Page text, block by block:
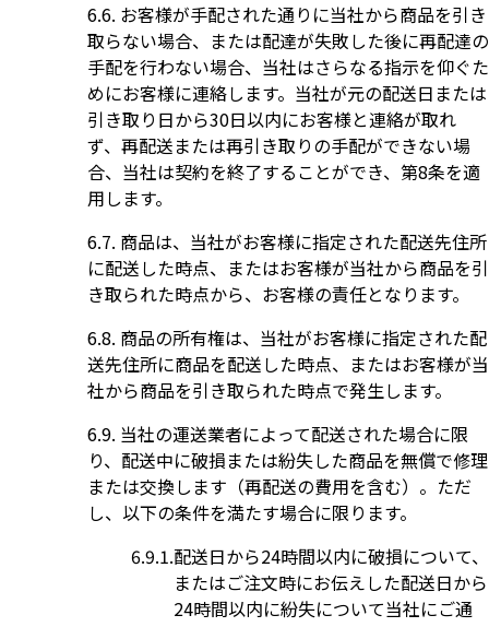
お客様が手配された通りに当社から商品を引き
取らない場合、または配達が失敗した後に再配達の
手配を行わない場合、当社はさらなる指示を仰ぐた
めにお客様に連絡します。当社が元の配送日または
引き取り日から30日以内にお客様と連絡が取れ
ず、再配送または再引き取りの手配ができない場
合、当社は契約を終了することができ、第8条を適
用します。
商品は、当社がお客様に指定された配送先住所
に配送した時点、またはお客様が当社から商品を引
き取られた時点から、お客様の責任となります。
商品の所有権は、当社がお客様に指定された配
送先住所に商品を配送した時点、またはお客様が当
社から商品を引き取られた時点で発生します。
当社の運送業者によって配送された場合に限
り、配送中に破損または紛失した商品を無償で修理
または交換します（再配送の費用を含む）。ただ
し、以下の条件を満たす場合に限ります。
配送日から24時間以内に破損について、
またはご注文時にお伝えした配送日から
24時間以内に紛失について当社にご通